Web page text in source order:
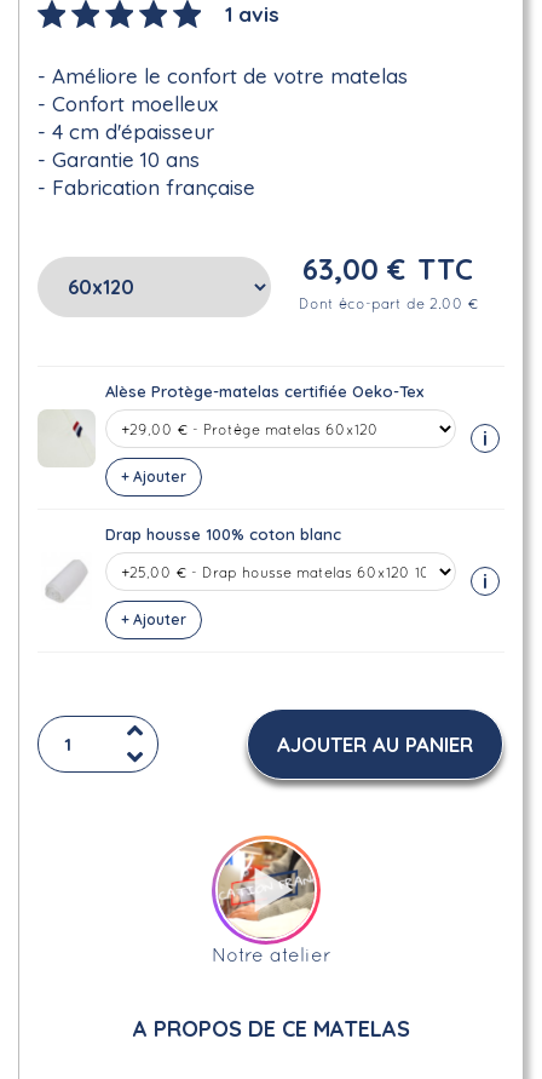
1 avis
Améliore le confort de votre matelas
Confort moelleux
4 cm d'épaisseur
Garantie 10 ans
Fabrication française
63,00 € TTC
Dont éco-part de 2.00 €
Alèse Protège-matelas certifiée Oeko-Tex
+ Ajouter
i
Drap housse 100% coton blanc
+ Ajouter
i
AJOUTER AU PANIER
Notre atelier
A PROPOS DE CE MATELAS